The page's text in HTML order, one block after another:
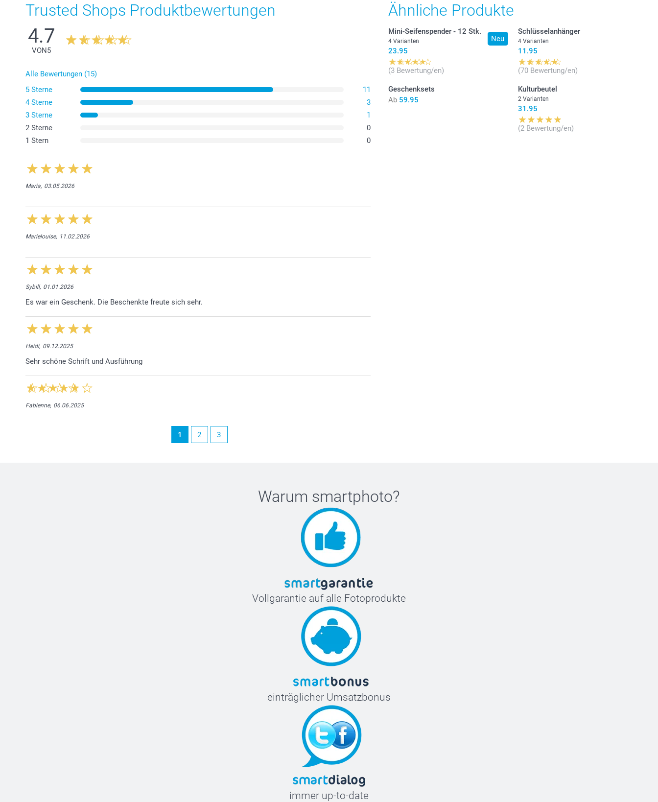
Trusted Shops Produktbewertungen
4.7
VON5
Alle Bewertungen (15)
5 Sterne
11
4 Sterne
3
3 Sterne
1
2 Sterne
0
1 Stern
0
Maria, 03.05.2026
Marielouise, 11.02.2026
Sybill, 01.01.2026
Es war ein Geschenk. Die Beschenkte freute sich sehr.
Heidi, 09.12.2025
Sehr schöne Schrift und Ausführung
Fabienne, 06.06.2025
1 2 3
Ähnliche Produkte
Neu
Mini-Seifenspender - 12 Stk.
4 Varianten
23.95
(3 Bewertung/en)
Schlüsselanhänger
4 Varianten
11.95
(70 Bewertung/en)
Geschenksets
Ab 59.95
Kulturbeutel
2 Varianten
31.95
(2 Bewertung/en)
Warum smartphoto?
Vollgarantie auf alle Fotoprodukte
einträglicher Umsatzbonus
immer up-to-date